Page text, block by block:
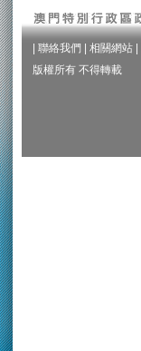
| 聯絡我們 | 相關網站 |
版權所有 不得轉載